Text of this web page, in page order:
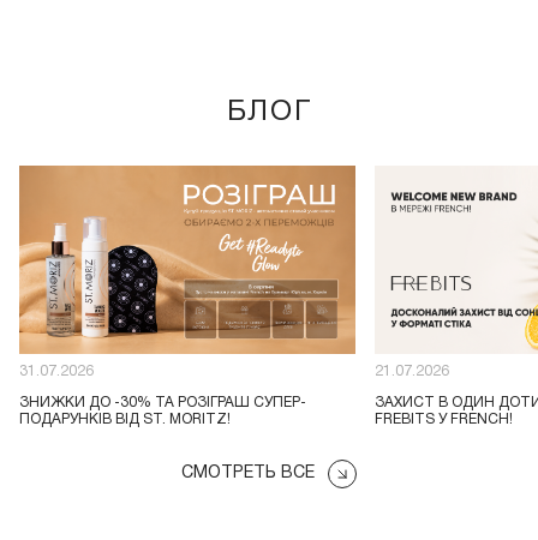
БЛОГ
31.07.2026
ЗНИЖКИ ДО -30% ТА РОЗІГРАШ СУПЕР-
ПОДАРУНКІВ ВІД ST. MORITZ!
21.07.2026
ЗАХИСТ В ОДИН
FREBITS У FRENCH!
СМОТРЕТЬ ВСЕ